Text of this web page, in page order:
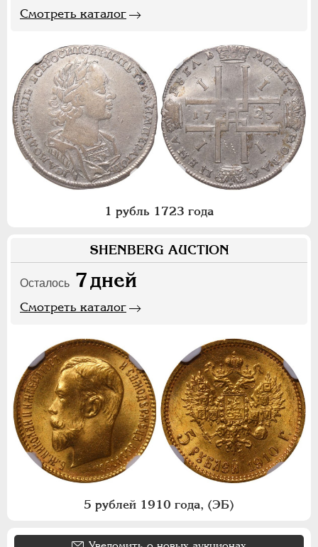
Смотреть каталог
1 рубль 1723 года
SHENBERG AUCTION
Осталось 7дней
Смотреть каталог
5 рублей 1910 года, (ЭБ)